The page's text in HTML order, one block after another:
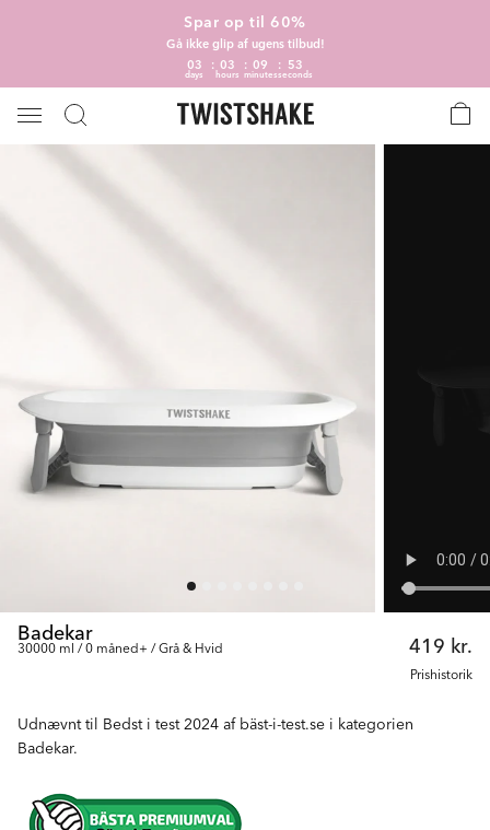
Spar op til 60%
Gå ikke glip af ugens tilbud!
03
days
03
hours
09
minutes
53
seconds
Badekar
30000 ml / 0 måned+ / Grå & Hvid 419 kr.
Prishistorik
Udnævnt til Bedst i test 2024 af bäst-i-test.se i kategorien
Badekar.